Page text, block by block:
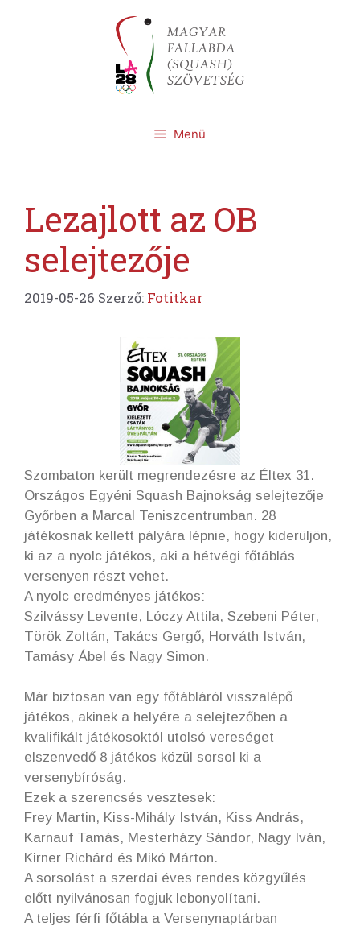
Menü
Lezajlott az OB
selejtezője
2019-05-26 Szerző: Fotitkar
Szombaton került megrendezésre az Éltex 31.
Országos Egyéni Squash Bajnokság selejtezője
Győrben a Marcal Teniszcentrumban. 28
játékosnak kellett pályára lépnie, hogy kiderüljön,
ki az a nyolc játékos, aki a hétvégi főtáblás
versenyen részt vehet.
A nyolc eredményes játékos:
Szilvássy Levente, Lóczy Attila, Szebeni Péter,
Török Zoltán, Takács Gergő, Horváth István,
Tamásy Ábel és Nagy Simon.
Már biztosan van egy főtábláról visszalépő
játékos, akinek a helyére a selejtezőben a
kvalifikált játékosoktól utolsó vereséget
elszenvedő 8 játékos közül sorsol ki a
versenybíróság.
Ezek a szerencsés vesztesek:
Frey Martin, Kiss-Mihály István, Kiss András,
Karnauf Tamás, Mesterházy Sándor, Nagy Iván,
Kirner Richárd és Mikó Márton.
A sorsolást a szerdai éves rendes közgyűlés
előtt nyilvánosan fogjuk lebonyolítani.
A teljes férfi főtábla a Versenynaptárban